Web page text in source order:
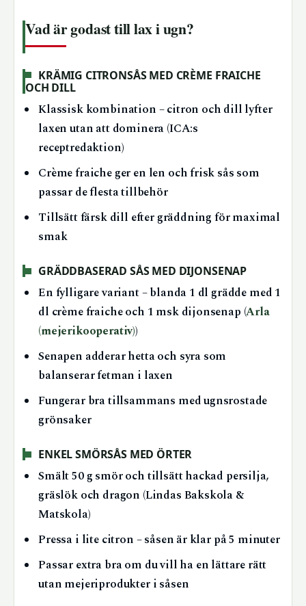
Vad är godast till lax i ugn?
KRÄMIG CITRONSÅS MED CRÈME FRAICHE
OCH DILL
Klassisk kombination – citron och dill lyfter
laxen utan att dominera (ICA:s
receptredaktion)
Crème fraiche ger en len och frisk sås som
passar de flesta tillbehör
Tillsätt färsk dill efter gräddning för maximal
smak
GRÄDDBASERAD SÅS MED DIJONSENAP
En fylligare variant – blanda 1 dl grädde med 1
dl crème fraiche och 1 msk dijonsenap (Arla
(mejerikooperativ))
Senapen adderar hetta och syra som
balanserar fetman i laxen
Fungerar bra tillsammans med ugnsrostade
grönsaker
ENKEL SMÖRSÅS MED ÖRTER
Smält 50 g smör och tillsätt hackad persilja,
gräslök och dragon (Lindas Bakskola &
Matskola)
Pressa i lite citron – såsen är klar på 5 minuter
Passar extra bra om du vill ha en lättare rätt
utan mejeriprodukter i såsen